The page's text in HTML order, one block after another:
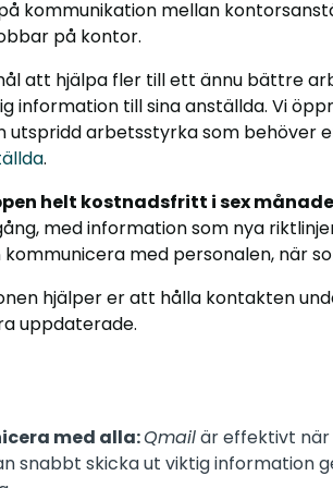
kommunikation mellan
på kontor.
att hjälpa fler till ett ännu bättre
information till sina anställda. Vi
utspridd arbetsstyrka som behöver
.
helt kostnadsfritt i sex
med information som nya
med personalen, när
hjälper er att hålla kontakten
uppdaterade.
med alla:Qmailär effektivt när
snabbt skicka ut viktig information